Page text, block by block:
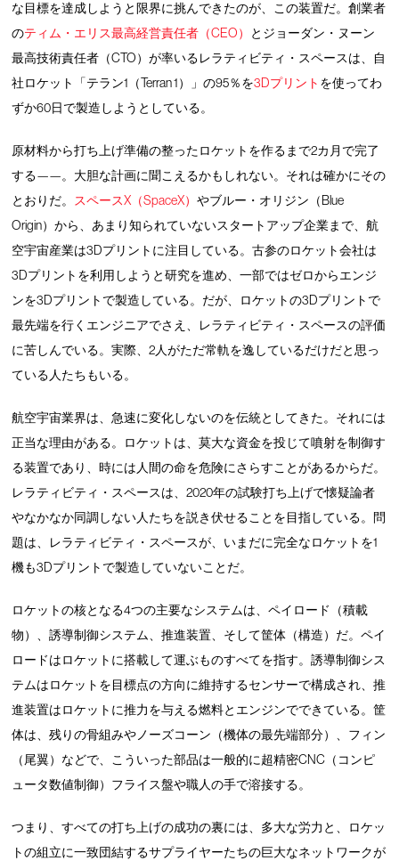
な目標を達成しようと限界に挑んできたのが、この装置だ。創業者
のティム・エリス最高経営責任者（CEO） とジョーダン・ヌーン
最高技術責任者（CTO）が率いるレラティビティ・スペースは、自
社ロケット「テラン1（Terran 1）」の95％を3Dプリント を使ってわ
ずか60日で製造しようとしている。
原材料から打ち上げ準備の整ったロケットを作るまで2カ月で完了
する——。大胆な計画に聞こえるかもしれない。それは確かにその
とおりだ。 スペースX（SpaceX）やブルー・オリジン（Blue
Origin）から、あまり知られていないスタートアップ企業まで、航
空宇宙産業は3Dプリントに注目している。古参のロケット会社は
3Dプリントを利用しようと研究を進め、一部ではゼロからエンジ
ンを3Dプリントで製造している。だが、ロケットの3Dプリントで
最先端を行くエンジニアでさえ、レラティビティ・スペースの評価
に苦しんでいる。実際、2人がただ常軌を逸しているだけだと思っ
ている人たちもいる。
航空宇宙業界は、急速に変化しないのを伝統としてきた。それには
正当な理由がある。ロケットは、莫大な資金を投じて噴射を制御す
る装置であり、時には人間の命を危険にさらすことがあるからだ。
レラティビティ・スペースは、2020年の試験打ち上げで懐疑論者
やなかなか同調しない人たちを説き伏せることを目指している。問
題は、レラティビティ・スペースが、いまだに完全なロケットを1
機も3Dプリントで製造していないことだ。
ロケットの核となる4つの主要なシステムは、ペイロード（積載
物）、誘導制御システム、推進装置、そして筐体（構造）だ。ペイ
ロードはロケットに搭載して運ぶものすべてを指す。誘導制御シス
テムはロケットを目標点の方向に維持するセンサーで構成され、推
進装置はロケットに推力を与える燃料とエンジンでできている。筐
体は、残りの骨組みやノーズコーン（機体の最先端部分）、フィン
（尾翼）などで、こういった部品は一般的に超精密CNC（コンピ
ュータ数値制御）フライス盤や職人の手で溶接する。
つまり、すべての打ち上げの成功の裏には、多大な労力と、ロケッ
トの組立に一致団結するサプライヤーたちの巨大なネットワークが